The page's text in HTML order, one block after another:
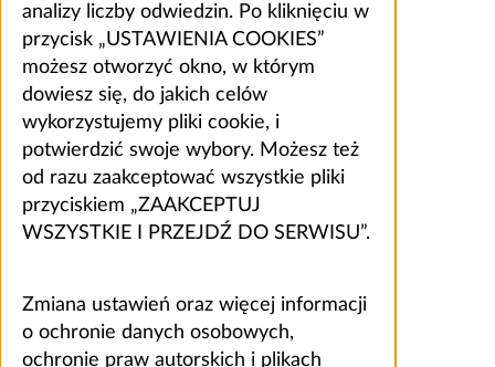
analizy liczby odwiedzin. Po kliknięciu w
przycisk „USTAWIENIA COOKIES”
możesz otworzyć okno, w którym
dowiesz się, do jakich celów
wykorzystujemy pliki cookie, i
potwierdzić swoje wybory. Możesz też
od razu zaakceptować wszystkie pliki
przyciskiem „ZAAKCEPTUJ
WSZYSTKIE I PRZEJDŹ DO SERWISU”.
Zmiana ustawień oraz więcej informacji
o ochronie danych osobowych,
ochronie praw autorskich i plikach